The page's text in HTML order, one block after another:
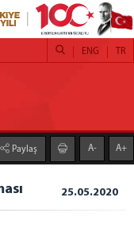
TR
ENG
Paylaş A- A+
25.05.2020